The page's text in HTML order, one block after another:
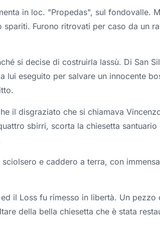
in loc. "Propedas", sul fondovalle.
Furono ritrovati per caso da un
si decise di costruirla lassù. Di San
lui eseguito per salvare un innocente
il disgraziato che si chiamava
sbirri, scorta la chiesetta santuario
e caddero a terra, con
il Loss fu rimesso in libertà. Un pezzo
della bella chiesetta che è stata